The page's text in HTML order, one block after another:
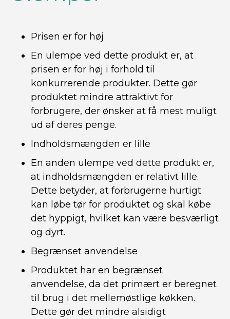
Prisen er for høj
En ulempe ved dette produkt er, at
prisen er for høj i forhold til
konkurrerende produkter. Dette gør
produktet mindre attraktivt for
forbrugere, der ønsker at få mest muligt
ud af deres penge.
Indholdsmængden er lille
En anden ulempe ved dette produkt er,
at indholdsmængden er relativt lille.
Dette betyder, at forbrugerne hurtigt
kan løbe tør for produktet og skal købe
det hyppigt, hvilket kan være besværligt
og dyrt.
Begrænset anvendelse
Produktet har en begrænset
anvendelse, da det primært er beregnet
til brug i det mellemøstlige køkken.
Dette gør det mindre alsidigt